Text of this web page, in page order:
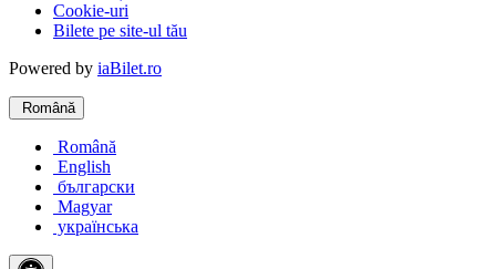
Cookie-uri
Bilete pe site-ul tău
Powered by iaBilet.ro
Română
Română
English
български
Magyar
українська